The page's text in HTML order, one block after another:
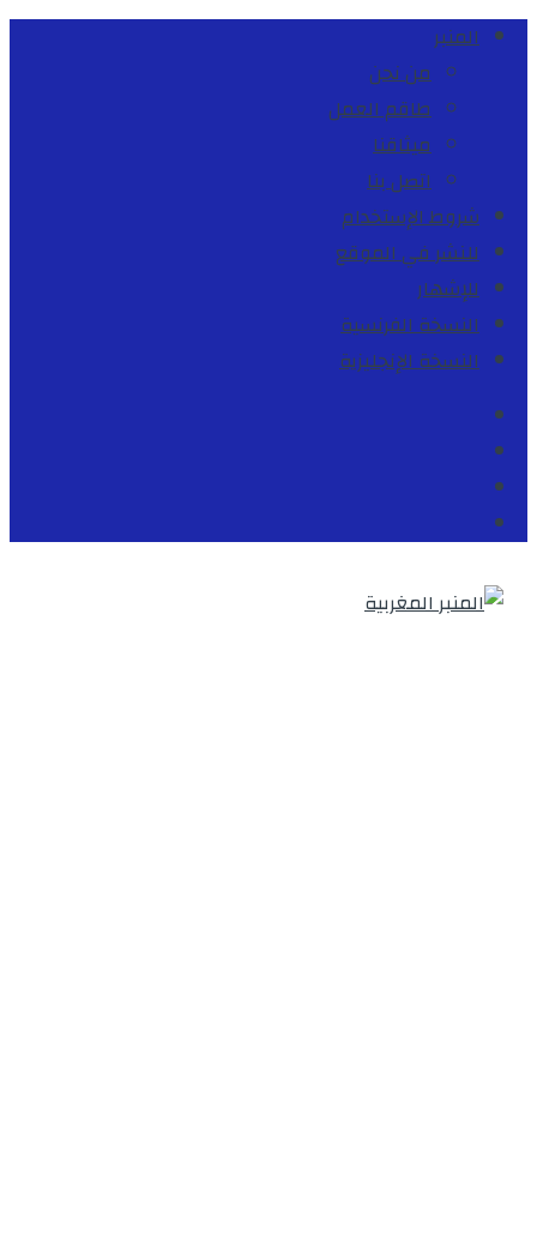
المنبر
من نحن
طاقم العمل
ميثاقنا
اتصل بنا
شروط الإستخدام
للنشر في الموقع
للإشهار
النسخة الفرنسية
النسخة الإنجليزية